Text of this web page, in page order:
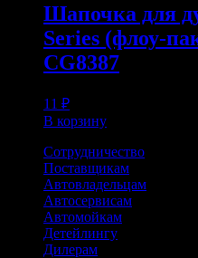
Шапочка для
Series (флоу-
CG8387
11 ₽
В корзину
Сотрудничество
Поставщикам
Автовладельцам
Автосервисам
Автомойкам
Детейлингу
Дилерам